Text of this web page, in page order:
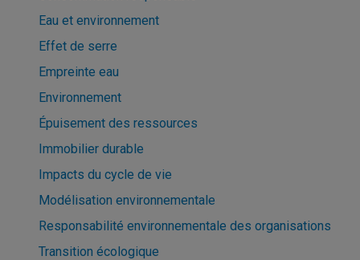
Eau et environnement
Effet de serre
Empreinte eau
Environnement
Épuisement des ressources
Immobilier durable
Impacts du cycle de vie
Modélisation environnementale
Responsabilité environnementale des organisations
Transition écologique